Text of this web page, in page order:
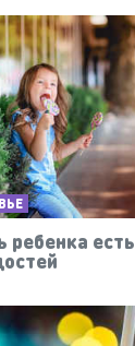
ребенка есть